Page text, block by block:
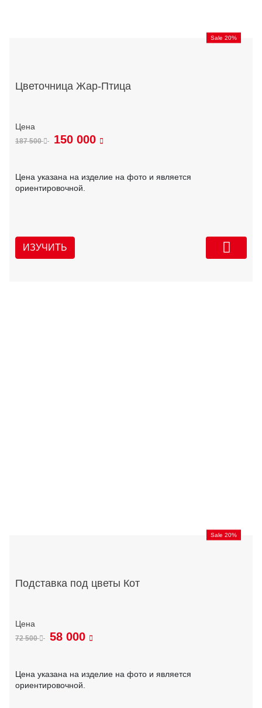
Sale 20%
Цветочница Жар-Птица
187 500 150 000
Цена указана на изделие на фото и является
ориентировочной.
ИЗУЧИТЬ
Sale 20%
Подставка под цветы Кот
72 500 58 000
Цена указана на изделие на фото и является
ориентировочной.